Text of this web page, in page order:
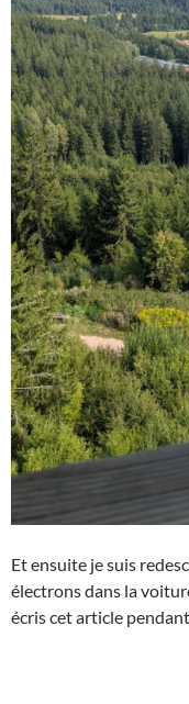
Et ensuite je suis
électrons dans la
écris cet article